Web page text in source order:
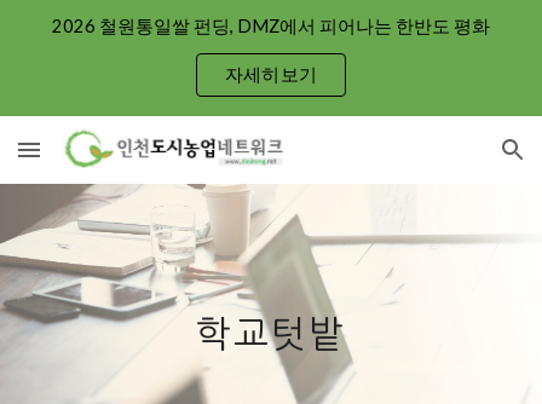
2026 철원통일쌀 펀딩, DMZ에서 피어나는 한반도 평화
자세히보기
학교텃밭